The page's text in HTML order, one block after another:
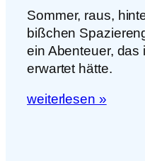
Sommer, raus,
bißchen
ein Abenteuer, das
erwartet hätte.
weiterlesen »